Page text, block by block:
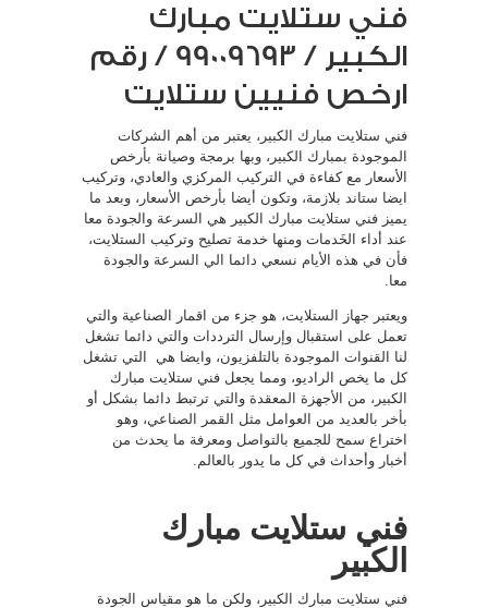
فني ستلايت مبارك
الكبير / 99009693 / رقم
ارخص فنيين ستلايت
فني ستلايت مبارك الكبير، يعتبر من أهم الشركات
الموجودة بمبارك الكبير، وبها برمجة وصيانة بأرخص
الأسعار مع كفاءة في التركيب المركزي والعادي، وتركيب
ايضا ستاند بلازمة، وتكون أيضا بأرخص الأسعار، وبعد ما
يميز فني ستلايت مبارك الكبير هي السرعة والجودة معا
عند أداء الخَدمات ومنها خدمة تصليح وتركيب الستلايت،
فأن في هذه الأيام نسعي دائما الي السرعة والجودة
معا.
ويعتبر جهاز الستلايت، هو جزء من اقمار الصناعية والتي
تعمل على استقبال وإرسال الترددات والتي دائما تشغل
لنا القنوات الموجودة بالتلفزيون، وايضا هي التي تشغل
كل ما يخص الراديو، ومما يجعل فني ستلايت مبارك
الكبير، من الأجهزة المعقدة والتي ترتبط دائما بشكل أو
بأخر بالعديد من العوامل مثل القمر الصناعي، وهو
اختراع سمح للجميع بالتواصل ومعرفة ما يحدث من
أخبار وأحداث في كل ما يدور بالعالم.
فني ستلايت مبارك
الكبير
فني ستلايت مبارك الكبير، ولكن ما هو مقياس الجودة